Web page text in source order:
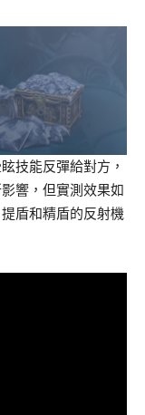
技能反彈給對方，
響，但實測效果如
盾和精盾的反射機